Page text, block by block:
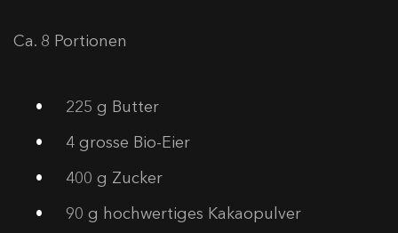
Ca. 8 Portionen
225 g Butter
4 grosse Bio-Eier
400 g Zucker
90 g hochwertiges Kakaopulver